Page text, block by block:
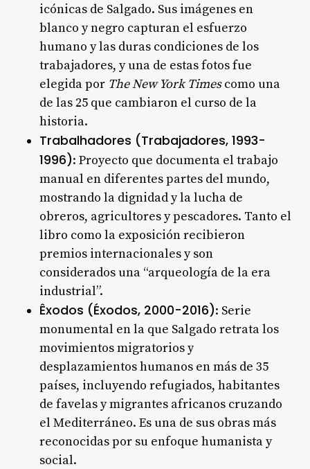
icónicas de Salgado. Sus imágenes en
blanco y negro capturan el esfuerzo
humano y las duras condiciones de los
trabajadores, y una de estas fotos fue
elegida por The New York Timescomo una
de las 25 que cambiaron el curso de la
historia.
Trabalhadores (Trabajadores, 1993-
1996): Proyecto que documenta el trabajo
manual en diferentes partes del mundo,
mostrando la dignidad y la lucha de
obreros, agricultores y pescadores. Tanto el
libro como la exposición recibieron
premios internacionales y son
considerados una “arqueología de la era
industrial”.
Êxodos (Éxodos, 2000-2016): Serie
monumental en la que Salgado retrata los
movimientos migratorios y
desplazamientos humanos en más de 35
países, incluyendo refugiados, habitantes
de favelas y migrantes africanos cruzando
el Mediterráneo. Es una de sus obras más
reconocidas por su enfoque humanista y
social.